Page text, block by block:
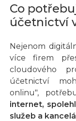
Co
účetnictví
Nejenom
více firem
cloudového
účetnictví
onlinu",
internet,
služeb a